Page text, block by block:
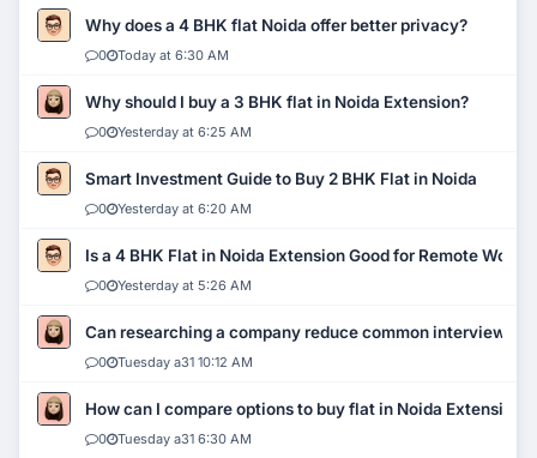
Why does a 4 BHK flat Noida offer better privacy?
0 Today at 6:30 AM
Why should I buy a 3 BHK flat in Noida Extension?
0 Yesterday at 6:25 AM
Smart Investment Guide to Buy 2 BHK Flat in Noida
0 Yesterday at 6:20 AM
Is a 4 BHK Flat in Noida Extension Good for Remote Work?
0 Yesterday at 5:26 AM
Can researching a company reduce common interview
0 Tuesday a31 10:12 AM
How can I compare options to buy flat in Noida Extension?
0 Tuesday a31 6:30 AM